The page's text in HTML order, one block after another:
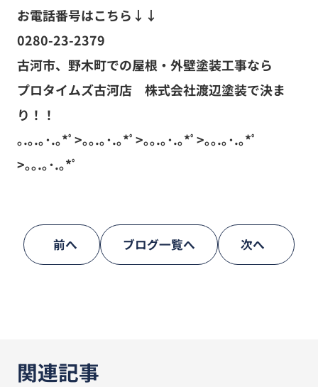
お電話番号はこちら↓↓
0280-23-2379
古河市、野木町での屋根・外壁塗装工事なら
プロタイムズ古河店 株式会社渡辺塗装で決ま
り！！
｡.｡.｡･.｡*ﾟ>｡｡.｡･.｡*ﾟ>｡｡.｡･.｡*ﾟ>｡｡.｡･.｡*ﾟ
>｡｡.｡･.｡*ﾟ
前へ ブログ一覧へ 次へ
関連記事